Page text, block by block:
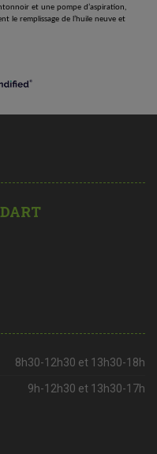
et une pompe d’aspiration,
le remplissage de l’huile neuve et
8h30-12h30 et 13h30-18h
9h-12h30 et 13h30-17h